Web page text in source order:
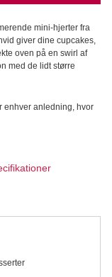
mini-hjerter fra
giver dine cupcakes,
oven på en swirl af
med de lidt større
enhver anledning, hvor